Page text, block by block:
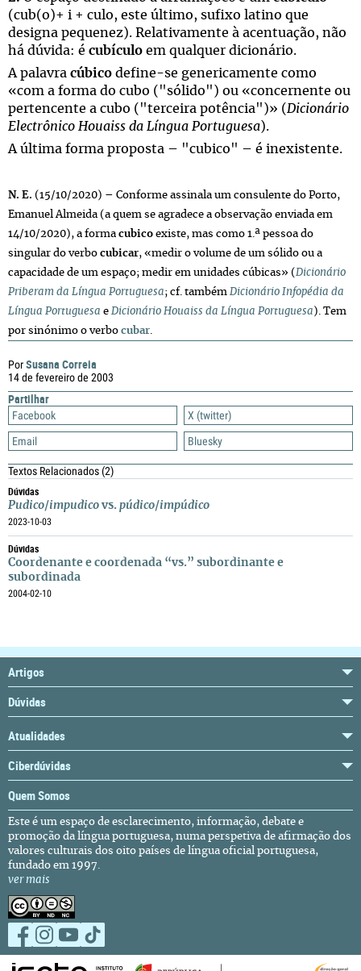
PorSusana Correia
14 de fevereiro de 2003
Partilhar
Facebook
X (twitter)
Email
Bluesky
Textos Relacionados(2)
Dúvidas
Pudico/impudico vs. púdico/impúdico
2023-10-03
Dúvidas
Coordenante e coordenada “vs.” subordinante e
subordinada
2004-02-10
(cub(o)+ i + culo, este último, sufixo latino que
designa pequenez). Relativamente à acentuação, não
há dúvida: é cubículo em qualquer dicionário.
A palavra cúbico define-se genericamente como
«com a forma do cubo ("sólido") ou «concernente ou
pertencente a cubo ("terceira potência")» ( Dicionário
Electrônico Houaiss da Língua Portuguesa).
A última forma proposta – "cubico" – é inexistente.
N. E. (15/10/2020) – Conforme assinala um consulente do Porto,
Emanuel Almeida (a quem se agradece a observação enviada em
14/10/2020), a forma cubico existe, mas como 1.ª pessoa do
singular do verbo cubicar, «medir o volume de um sólido ou a
capacidade de um espaço; medir em unidades cúbicas» (Dicionário
Priberam da Língua Portuguesa; cf. também Dicionário Infopédia da
Língua Portuguesa e Dicionário Houaiss da Língua Portuguesa ). Tem
por sinónimo o verbo cubar.
Artigos
Dúvidas
Atualidades
Ciberdúvidas
Quem Somos
Este é um espaço de esclarecimento, informação, debate e
promoção da língua portuguesa, numa perspetiva de afirmação dos
valores culturais dos oito países de língua oficial portuguesa,
fundado em 1997.
ver mais